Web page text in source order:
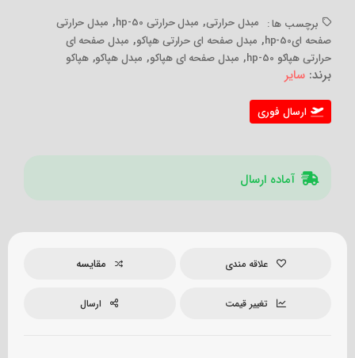
برچسب ها : مبدل حرارتی, مبدل حرارتی hp-50 , مبدل حرارتی
صفحه ایhp-50
, مبدل صفحه ای حرارتی هپاکو, مبدل صفحه ای
حرارتی هپاکو hp-50
, مبدل صفحه ای هپاکو, مبدل هپاکو,هپاکو
برند: سایر
ارسال فوری
آماده ارسال
علاقه مندی مقایسه
تغییر قیمت ارسال